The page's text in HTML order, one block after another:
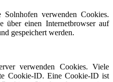
verwenden Cookies.
über einen Internetbrowser auf
gespeichert werden.
verwenden Cookies. Viele
Cookie-ID. Eine Cookie-ID ist